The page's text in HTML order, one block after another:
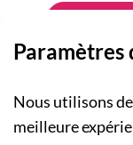
Paramètres
Nous utilisons
meilleure